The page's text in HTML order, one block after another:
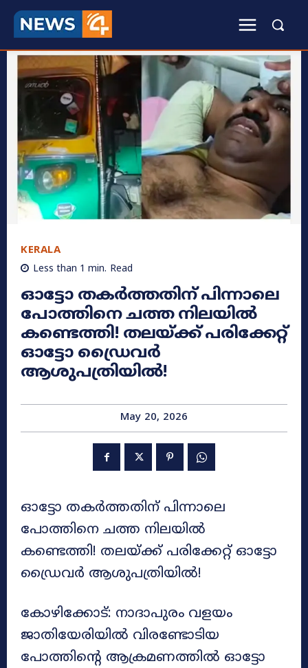
KERALA
Less than 1 min. Read
ഓട്ടോ തകർത്തതിന് പിന്നാലെ
പോത്തിനെ ചത്ത നിലയിൽ
കണ്ടെത്തി! തലയ്ക്ക് പരിക്കേറ്റ്
ഓട്ടോ ഡ്രൈവർ
ആശുപത്രിയിൽ!
May 20, 2026
ഓട്ടോ തകർത്തതിന് പിന്നാലെ
പോത്തിനെ ചത്ത നിലയിൽ
കണ്ടെത്തി! തലയ്ക്ക് പരിക്കേറ്റ് ഓട്ടോ
ഡ്രൈവർ ആശുപത്രിയിൽ!
കോഴിക്കോട്: നാദാപുരം വളയം
ജാതിയേരിയിൽ വിരണ്ടോടിയ
പോത്തിന്റെ ആക്രമണത്തിൽ ഓട്ടോ